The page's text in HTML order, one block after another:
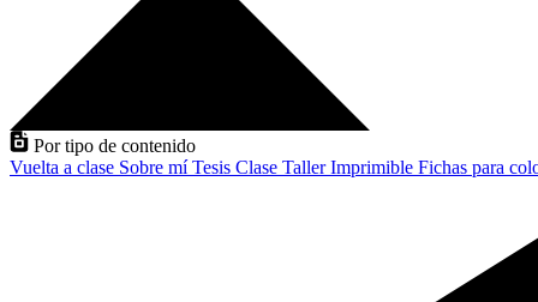
Por tipo de contenido
Vuelta a clase Sobre míTesis Clase TallerImprimible Fichas para